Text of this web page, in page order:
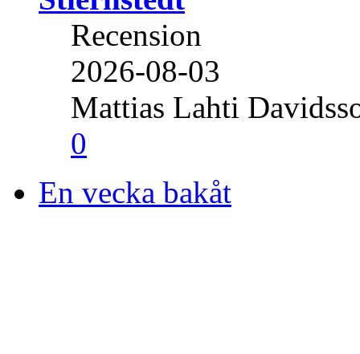
Recension
2026-08-03
Mattias Lahti
0
En vecka bakåt